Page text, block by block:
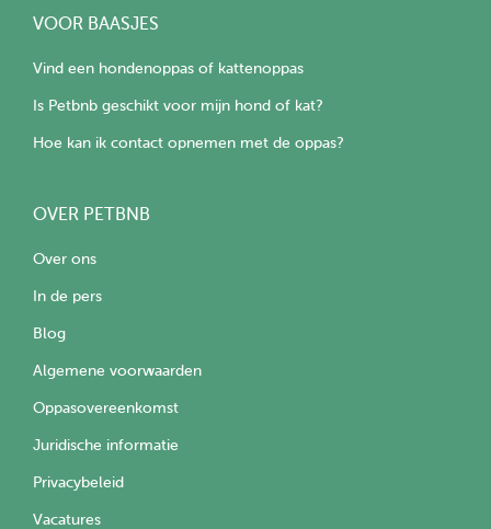
VOOR BAASJES
Vind een hondenoppas of kattenoppas
Is Petbnb geschikt voor mijn hond of kat?
Hoe kan ik contact opnemen met de oppas?
OVER PETBNB
Over ons
In de pers
Blog
Algemene voorwaarden
Oppasovereenkomst
Juridische informatie
Privacybeleid
Vacatures